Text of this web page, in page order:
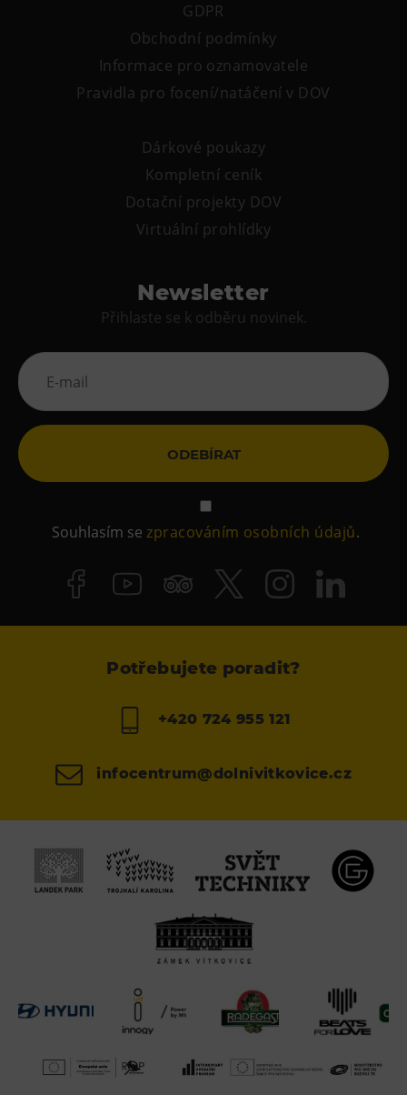
GDPR
Obchodní podmínky
Informace pro oznamovatele
Pravidla pro focení/natáčení v DOV
Dárkové poukazy
Kompletní ceník
Dotační projekty DOV
Virtuální prohlídky
Newsletter
Přihlaste se k odběru novinek.
ODEBÍRAT
Souhlasím sezpracováním osobních údajů.
Potřebujete poradit?
+420 724 955 121
infocentrum@dolnivitkovice.cz